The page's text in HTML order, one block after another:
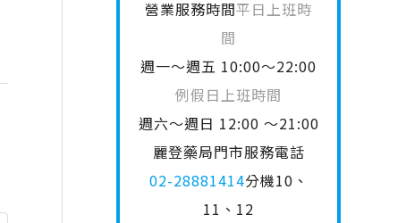
營業服務時間平日上班時
間
週一～週五 10:00～22:00
例假日上班時間
週六～週日 12:00 ～21:00
麗登藥局門市服務電話
02-28881414分機10、
11、12